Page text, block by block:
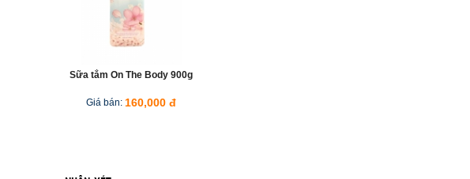
Sữa tắm On The Body 900g
Giá bán: 160,000 đ